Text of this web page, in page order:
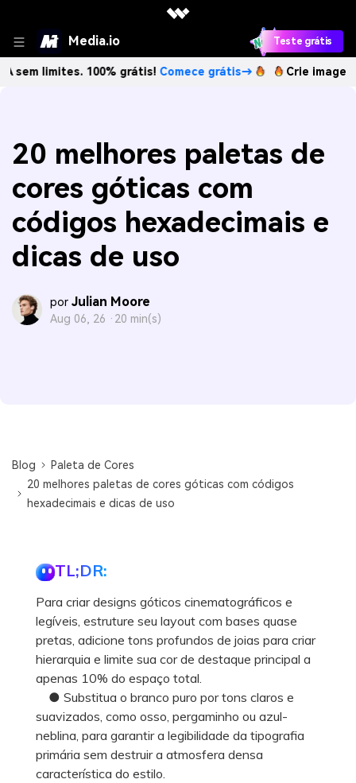
Media.io Teste grátis
100% grátis!Comece grátis→ Crie imagens com IA
20 melhores paletas de
cores góticas com
códigos hexadecimais e
dicas de uso
por Julian Moore
Aug 06, 26 · 20 min(s)
Blog
Paleta de Cores
20 melhores paletas de cores góticas com códigos
hexadecimais e dicas de uso
TL;DR:
Para criar designs góticos cinematográficos e
legíveis, estruture seu layout com bases quase
pretas, adicione tons profundos de joias para criar
hierarquia e limite sua cor de destaque principal a
apenas 10% do espaço total.
● Substitua o branco puro por tons claros e
suavizados, como osso, pergaminho ou azul-
neblina, para garantir a legibilidade da tipografia
primária sem destruir a atmosfera densa
característica do estilo.